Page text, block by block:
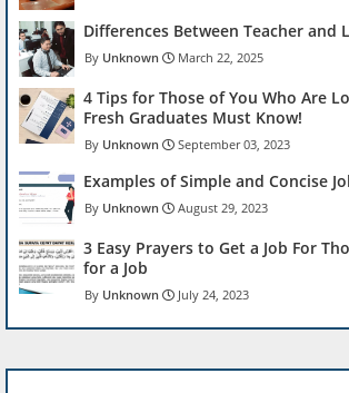
Differences Between Teacher and
Unknown March 22, 2025
4 Tips for Those of You Who Are
Fresh Graduates Must Know!
Unknown September 03, 2023
Examples of Simple and Concise
Unknown August 29, 2023
3 Easy Prayers to Get a Job For
for a Job
Unknown July 24, 2023